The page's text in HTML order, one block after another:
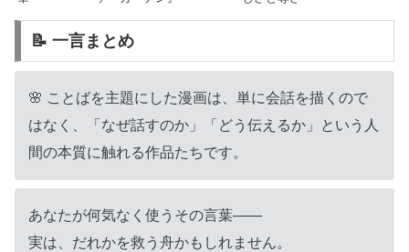
📝 一言まとめ
🌸 ことばを主題にした漫画は、単に会話を描くので
はなく、「なぜ話すのか」「どう伝えるか」という人
間の本質に触れる作品たちです。
あなたが何気なく使うその言葉――
実は、だれかを救う舟かもしれません。